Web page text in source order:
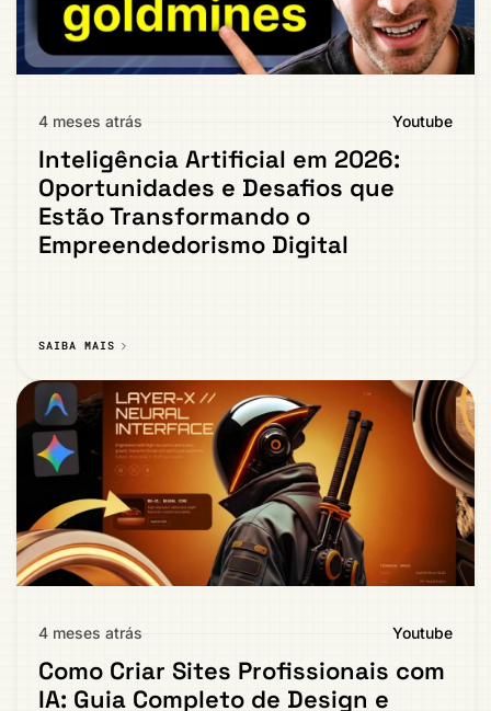
4 meses atrás Youtube
Inteligência Artificial em 2026:
Oportunidades e Desafios que
Estão Transformando o
Empreendedorismo Digital
SAIBA MAIS
4 meses atrás Youtube
Como Criar Sites Profissionais com
IA: Guia Completo de Design e